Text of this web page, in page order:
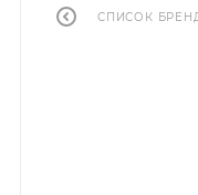
СПИСОК